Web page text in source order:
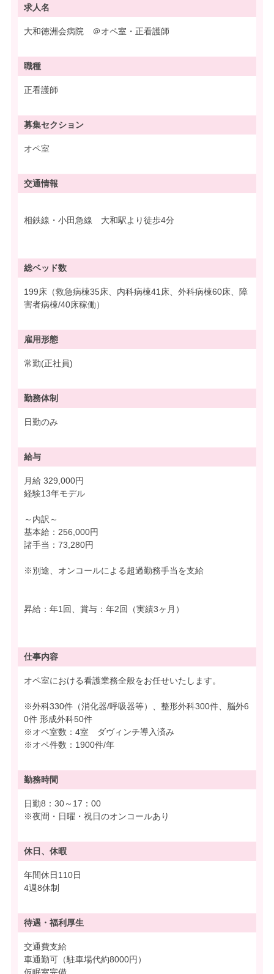
求人名
大和徳洲会病院 ＠オペ室・正看護師
職種
正看護師
募集セクション
オペ室
交通情報
相鉄線・小田急線 大和駅より徒歩4分
総ベッド数
199床（救急病棟35床、内科病棟41床、外科病棟60床、障
害者病棟/40床稼働）
雇用形態
常勤(正社員)
勤務体制
日勤のみ
給与
月給 329,000円
経験13年モデル
～内訳～
基本給：256,000円
諸手当：73,280円
※別途、オンコールによる超過勤務手当を支給
昇給：年1回、賞与：年2回（実績3ヶ月）
仕事内容
オペ室における看護業務全般をお任せいたします。
※外科330件（消化器/呼吸器等）、整形外科300件、脳外6
0件 形成外科50件
※オペ室数：4室 ダヴィンチ導入済み
※オペ件数：1900件/年
勤務時間
日勤8：30～17：00
※夜間・日曜・祝日のオンコールあり
休日、休暇
年間休日110日
4週8休制
待遇・ 福利厚生
交通費支給
車通勤可（駐車場代約8000円）
仮眠室完備